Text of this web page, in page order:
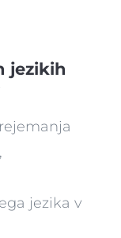
jezikih
jezika v